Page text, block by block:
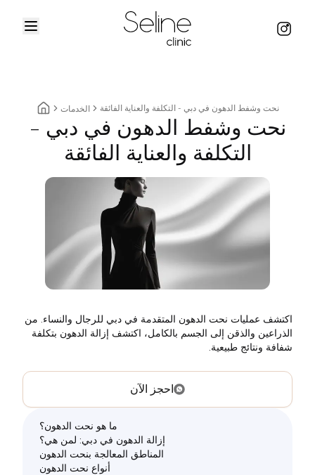
Home breadcrumbs
الخدمات نحت وشفط الدهون في دبي - التكلفة والعناية الفائقة
نحت وشفط الدهون في دبي -
التكلفة والعناية الفائقة
اكتشف عمليات نحت الدهون المتقدمة في دبي للرجال والنساء. من
الذراعين والذقن إلى الجسم بالكامل، اكتشف إزالة الدهون بتكلفة
شفافة ونتائج طبيعية.
احجز الآن
ما هو نحت الدهون؟
إزالة الدهون في دبي: لمن هي؟
المناطق المعالجة بنحت الدهون
أنواع نحت الدهون